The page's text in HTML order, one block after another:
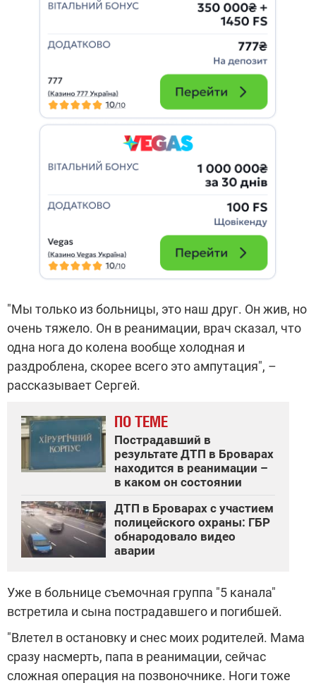
"Мы только из больницы, это наш друг. Он жив, но
очень тяжело. Он в реанимации, врач сказал, что
одна нога до колена вообще холодная и
раздроблена, скорее всего это ампутация", –
рассказывает Сергей.
ПО ТЕМЕ
Пострадавший в
результате ДТП в Броварах
находится в реанимации –
в каком он состоянии
ДТП в Броварах с участием
полицейского охраны: ГБР
обнародовало видео
аварии
Уже в больнице съемочная группа "5 канала"
встретила и сына пострадавшего и погибшей.
"Влетел в остановку и снес моих родителей. Мама
сразу насмерть, папа в реанимации, сейчас
сложная операция на позвоночнике. Ноги тоже